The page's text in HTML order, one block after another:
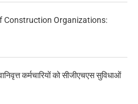
Construction Organizations:
कर्मचारियों को सीजीएचएस सुविधाओं